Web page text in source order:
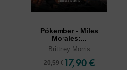
Pókember - Miles
Morales:...
Brittney Morris
20,59 € 17,90 €